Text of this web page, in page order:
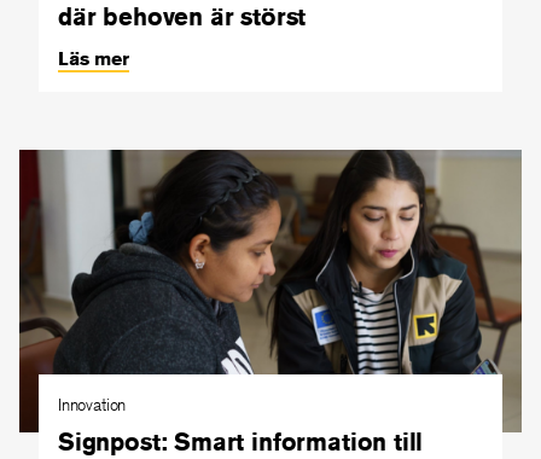
där behoven är störst
Läs mer
Innovation
Signpost: Smart information till